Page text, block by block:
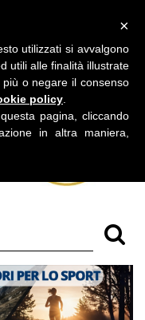
×
utilizzati si avvalgono
utili alle finalità illustrate
o negare il consenso
policy
pagina, cliccando
in altra maniera,